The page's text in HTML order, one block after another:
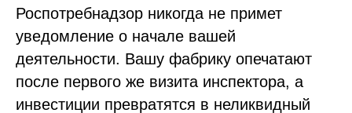
Роспотребнадзор никогда не примет
уведомление о начале вашей
деятельности. Вашу фабрику опечатают
после первого же визита инспектора, а
инвестиции превратятся в неликвидный